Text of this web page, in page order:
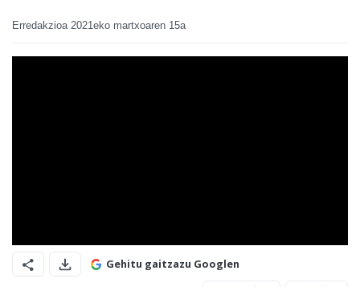
Erredakzioa 2021eko martxoaren 15a
Gehitu gaitzazu Googlen